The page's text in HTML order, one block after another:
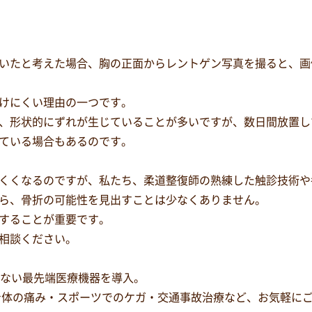
たと考えた場合、胸の正面からレントゲン写真を撮ると、
にくい理由の一つです。
形状的にずれが生じていることが多いですが、数日間放置
いる場合もあるのです。
くなるのですが、私たち、柔道整復師の熟練した触診技術
、骨折の可能性を見出すことは少なくありません。
ることが重要です。
談ください。
い最先端医療機器を導入。
の痛み・スポーツでのケガ・交通事故治療など、お気軽に